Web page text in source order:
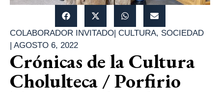
COLABORADOR INVITADO| CULTURA, SOCIEDAD
| AGOSTO 6, 2022
Crónicas de la Cultura
Cholulteca / Porfirio